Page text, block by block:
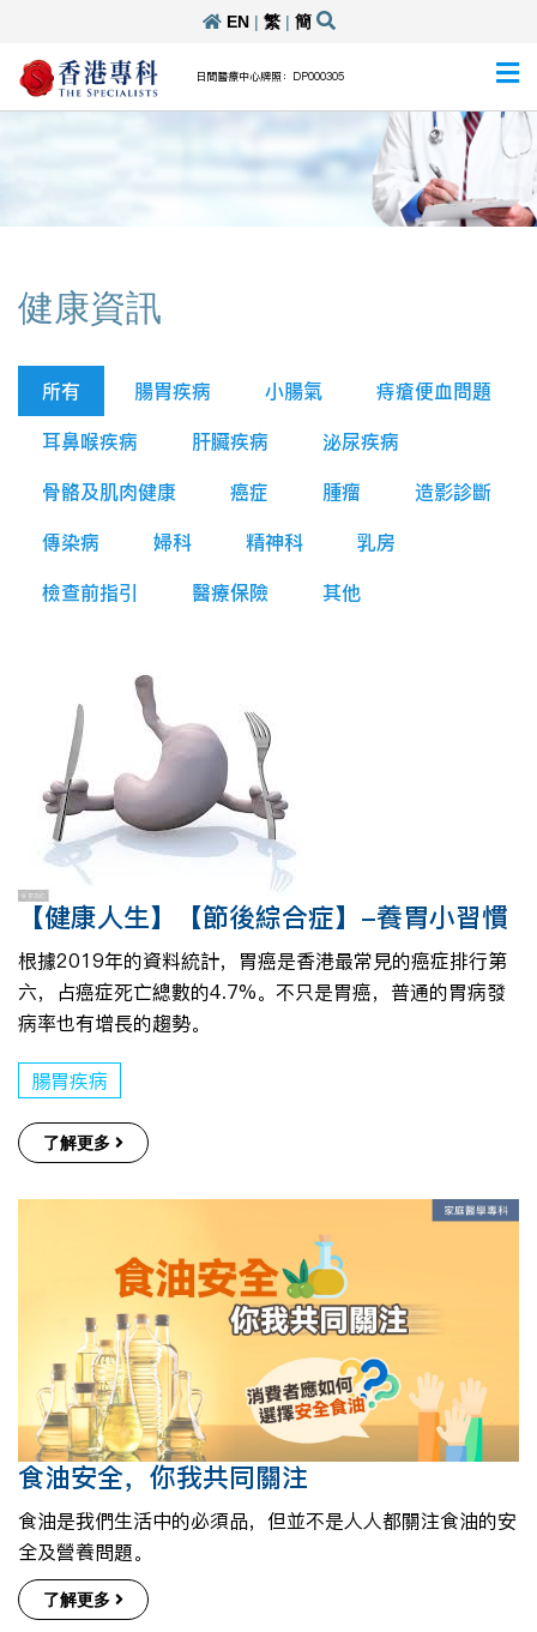
EN| 繁| 簡
日間醫療中心牌照：DP000305
健康資訊
所有 腸胃疾病 小腸氣
痔瘡便血問題
耳鼻喉疾病
肝臟疾病
泌尿疾病
骨骼及肌肉健康
癌症 腫瘤
造影診斷
傳染病
婦科 精神科
乳房
檢查前指引
醫療保險 其他
【健康人生】【節後綜合症】-養胃小習慣
根據2019年的資料統計，胃癌是香港最常見的癌症排行第
六，占癌症死亡總數的4.7%。不只是胃癌，普通的胃病發
病率也有增長的趨勢。
腸胃疾病
了解更多
食油安全，你我共同關注
食油是我們生活中的必須品，但並不是人人都關注食油的安
全及營養問題。
了解更多